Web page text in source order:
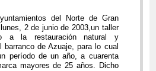
del Norte de Gran
2 de junio de 2003,un taller
a la restauración natural y
de Azuaje, para lo cual
período de un año, a cuarenta
mayores de 25 años. Dicho